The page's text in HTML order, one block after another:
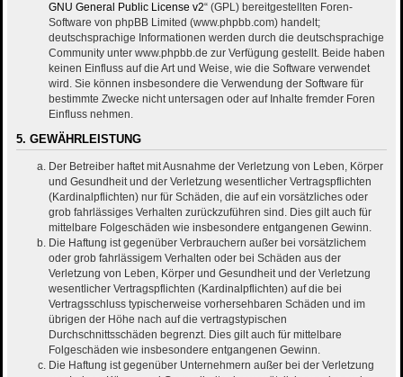
GNU General Public License v2“ (GPL) bereitgestellten Foren-
Software von phpBB Limited (www.phpbb.com) handelt;
deutschsprachige Informationen werden durch die deutschsprachige
Community unter www.phpbb.de zur Verfügung gestellt. Beide haben
keinen Einfluss auf die Art und Weise, wie die Software verwendet
wird. Sie können insbesondere die Verwendung der Software für
bestimmte Zwecke nicht untersagen oder auf Inhalte fremder Foren
Einfluss nehmen.
5. GEWÄHRLEISTUNG
Der Betreiber haftet mit Ausnahme der Verletzung von Leben, Körper
und Gesundheit und der Verletzung wesentlicher Vertragspflichten
(Kardinalpflichten) nur für Schäden, die auf ein vorsätzliches oder
grob fahrlässiges Verhalten zurückzuführen sind. Dies gilt auch für
mittelbare Folgeschäden wie insbesondere entgangenen Gewinn.
Die Haftung ist gegenüber Verbrauchern außer bei vorsätzlichem
oder grob fahrlässigem Verhalten oder bei Schäden aus der
Verletzung von Leben, Körper und Gesundheit und der Verletzung
wesentlicher Vertragspflichten (Kardinalpflichten) auf die bei
Vertragsschluss typischerweise vorhersehbaren Schäden und im
übrigen der Höhe nach auf die vertragstypischen
Durchschnittsschäden begrenzt. Dies gilt auch für mittelbare
Folgeschäden wie insbesondere entgangenen Gewinn.
Die Haftung ist gegenüber Unternehmern außer bei der Verletzung